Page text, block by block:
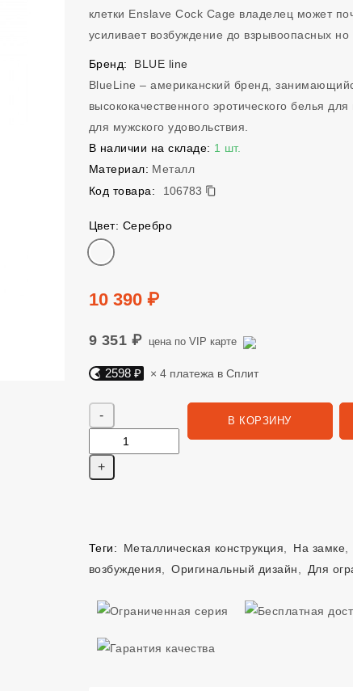
клетки Enslave Cock Cage владелец может
усиливает возбуждение до взрывоопасных но
Бренд:
BLUE line
BlueLine – американский бренд,
высококачественного эротического белья
для мужского удовольствия.
В наличии на складе: 1 шт.
Материал: Металл
Код товара:
106783
106783
Цвет: Серебро
Цвет
Цена
10 390 ₽
9 351 ₽ цена по VIP карте
Яндекс Сплит. 2598 руб, 4 платежа в Сплит
2598 ₽ × 4 платежа в Сплит
В КОРЗИНУ
Теги: Металлическая конструкция На замке
возбуждения
Оригинальный дизайн Для